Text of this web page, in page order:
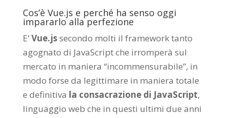
Cos’è Vue.js e perché ha senso oggi
impararlo alla perfezione
E’Vue.jssecondo molti il framework tanto
agognato di JavaScript che irromperà sul
mercato in maniera “incommensurabile”, in
modo forse da legittimare in maniera totale
e definitiva la consacrazione di JavaScript,
linguaggio web che in questi ultimi due anni